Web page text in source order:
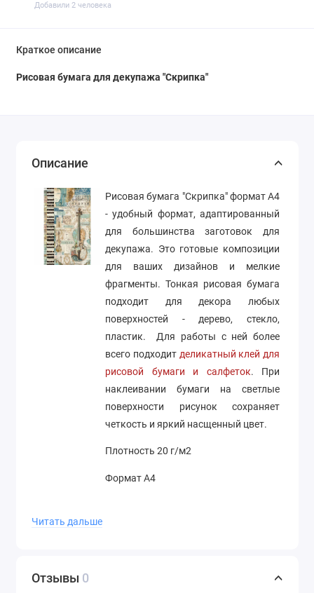
Добавили 2 человека
Краткое описание
Рисовая бумага для декупажа "Скрипка"
Описание
Рисовая бумага "Скрипка" формат А4
- удобный формат, адаптированный
для большинства заготовок для
декупажа. Это готовые композиции
для ваших дизайнов и мелкие
фрагменты. Тонкая рисовая бумага
подходит для декора любых
поверхностей - дерево, стекло,
пластик. Для работы с ней более
всего подходит деликатный клей для
рисовой бумаги и салфеток. При
наклеивании бумаги на светлые
поверхности рисунок сохраняет
четкость и яркий насщенный цвет.
Плотность 20 г/м2
Формат А4
Читать дальше
Отзывы 0